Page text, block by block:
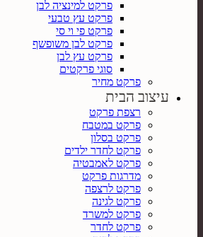
פרקט למינציה לבן
פרקט עץ טבעי
פרקט פי וי סי
פרקט לבן משופשף
פרקט עץ לבן
סוגי פרקטים
פרקט מחיר
עיצוב הבית
רצפת פרקט
פרקט במטבח
פרקט בסלון
פרקט לחדר ילדים
פרקט לאמבטיה
מדרגות פרקט
פרקט לרצפה
פרקט לגינה
פרקט למשרד
פרקט לחדר